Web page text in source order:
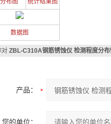
布图 统计结果图
数据图
ZBL-C310A钢筋锈蚀仪 检测程度分
产品：
您的单位：